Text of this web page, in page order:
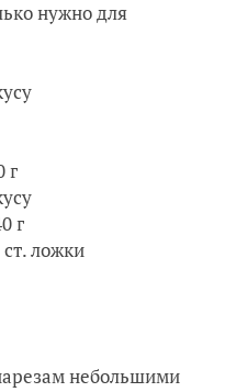
нужно для
г
г
ложки
небольшими